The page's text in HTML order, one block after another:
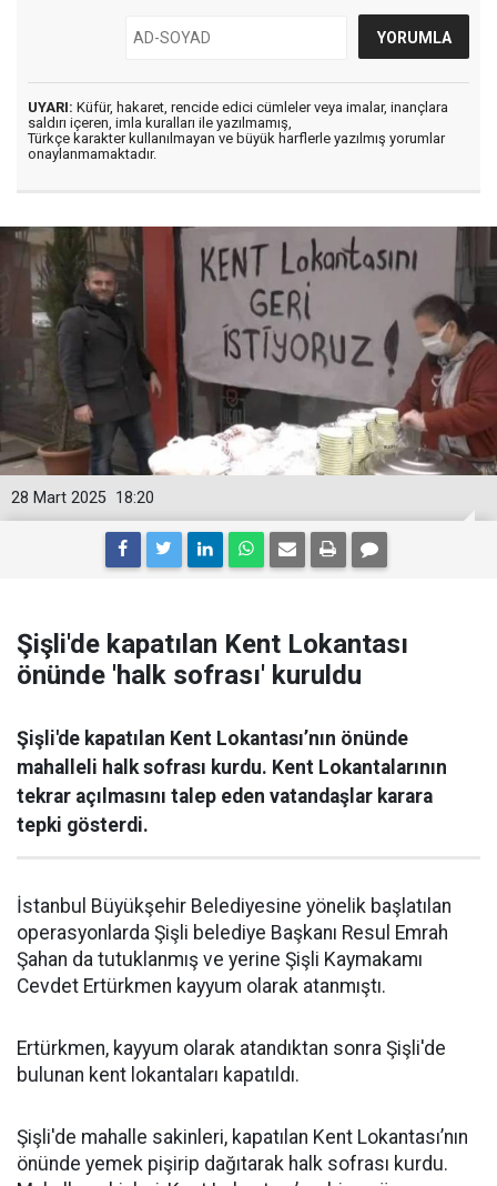
UYARI: Küfür, hakaret, rencide edici cümleler veya imalar, inançlara
saldırı içeren, imla kuralları ile yazılmamış,
Türkçe karakter kullanılmayan ve büyük harflerle yazılmış yorumlar
onaylanmamaktadır.
18:20
28 Mart 2025
Şişli'de kapatılan Kent Lokantası
önünde 'halk sofrası' kuruldu
Şişli'de kapatılan Kent Lokantası’nın önünde
mahalleli halk sofrası kurdu. Kent Lokantalarının
tekrar açılmasını talep eden vatandaşlar karara
tepki gösterdi.
İstanbul Büyükşehir Belediyesine yönelik başlatılan
operasyonlarda Şişli belediye Başkanı Resul Emrah
Şahan da tutuklanmış ve yerine Şişli Kaymakamı
Cevdet Ertürkmen kayyum olarak atanmıştı.
Ertürkmen, kayyum olarak atandıktan sonra Şişli'de
bulunan kent lokantaları kapatıldı.
Şişli'de mahalle sakinleri, kapatılan Kent Lokantası’nın
önünde yemek pişirip dağıtarak halk sofrası kurdu.